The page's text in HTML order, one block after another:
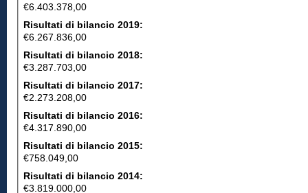
€6.403.378,00
Risultati di bilancio 2019:
€6.267.836,00
Risultati di bilancio 2018:
€3.287.703,00
Risultati di bilancio 2017:
€2.273.208,00
Risultati di bilancio 2016:
€4.317.890,00
Risultati di bilancio 2015:
€758.049,00
Risultati di bilancio 2014:
€3.819.000,00